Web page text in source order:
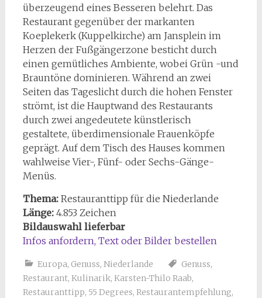
überzeugend eines Besseren belehrt. Das
Restaurant gegenüber der markanten
Koeplekerk (Kuppelkirche) am Jansplein im
Herzen der Fußgängerzone besticht durch
einen gemütliches Ambiente, wobei Grün -und
Brauntöne dominieren. Während an zwei
Seiten das Tageslicht durch die hohen Fenster
strömt, ist die Hauptwand des Restaurants
durch zwei angedeutete künstlerisch
gestaltete, überdimensionale Frauenköpfe
geprägt. Auf dem Tisch des Hauses kommen
wahlweise Vier-, Fünf- oder Sechs-Gänge-
Menüs.
Thema: Restauranttipp für die Niederlande
Länge: 4.853 Zeichen
Bildauswahl lieferbar
Infos anfordern, Text oder Bilder bestellen
Europa, Genuss, Niederlande Genuss,
Restaurant, Kulinarik, Karsten-Thilo Raab,
Restauranttipp, 55 Degrees, Restaurantempfehlung,